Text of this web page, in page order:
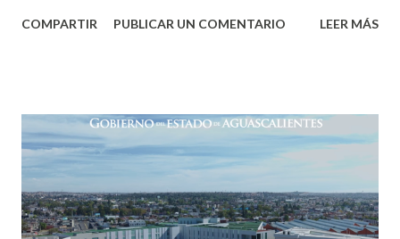
COMPARTIR PUBLICAR UN COMENTARIO LEER MÁS